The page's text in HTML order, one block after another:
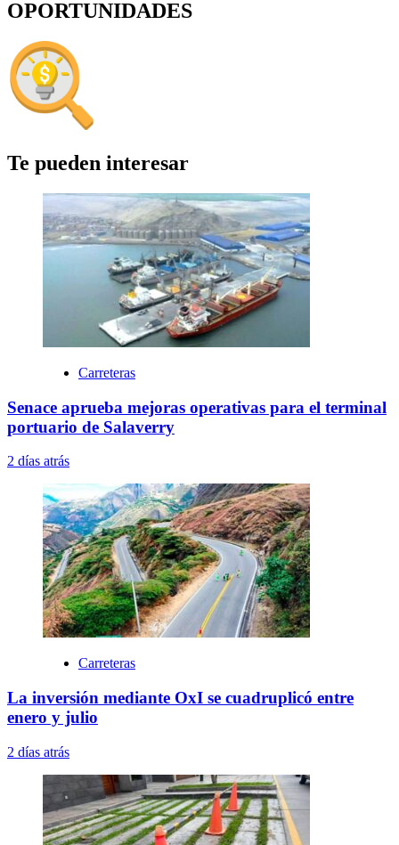
OPORTUNIDADES
Te pueden interesar
Carreteras
Senace aprueba mejoras operativas para el terminal
portuario de Salaverry
2 días atrás
Carreteras
La inversión mediante OxI se cuadruplicó entre
enero y julio
2 días atrás